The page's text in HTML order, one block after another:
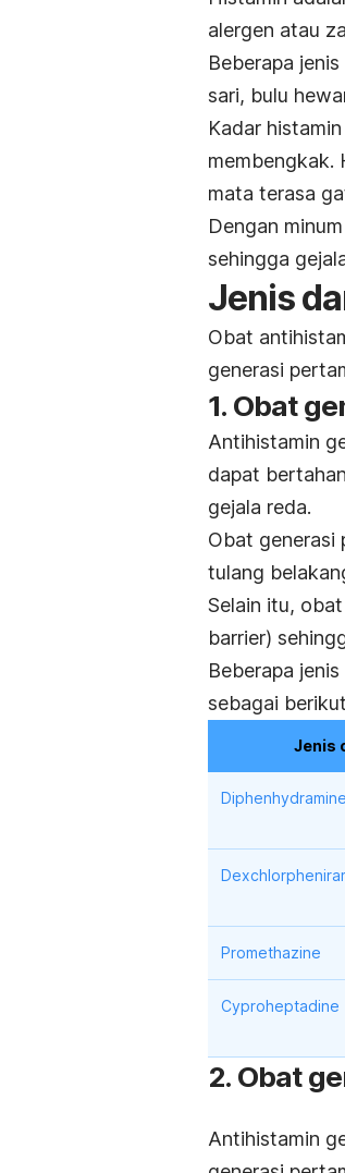
alergen atau
Beberapa
sari, bulu
Kadar
membengkak.
mata terasa
Dengan
sehingga
Jenis
Obat
generasi
1. Obat
Antihistamin
dapat
gejala reda.
Obat generasi
tulang
Selain itu,
barrier)
Beberapa
sebagai
Jenis
Diphenhydramine
Promethazine
Cyproheptadine
2. Obat
Antihistamin